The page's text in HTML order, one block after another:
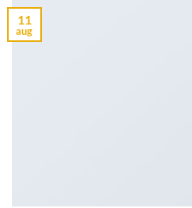
11
aug